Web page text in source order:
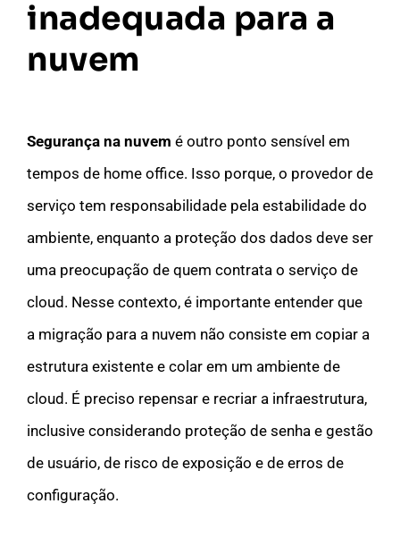
inadequada para a
nuvem
Segurança na nuvem é outro ponto sensível em
tempos de home office. Isso porque, o provedor de
serviço tem responsabilidade pela estabilidade do
ambiente, enquanto a proteção dos dados deve ser
uma preocupação de quem contrata o serviço de
cloud. Nesse contexto, é importante entender que
a migração para a nuvem não consiste em copiar a
estrutura existente e colar em um ambiente de
cloud. É preciso repensar e recriar a infraestrutura,
inclusive considerando proteção de senha e gestão
de usuário, de risco de exposição e de erros de
configuração.